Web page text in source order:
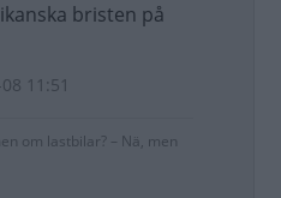
bristen på
11:51
om lastbilar? – Nä, men